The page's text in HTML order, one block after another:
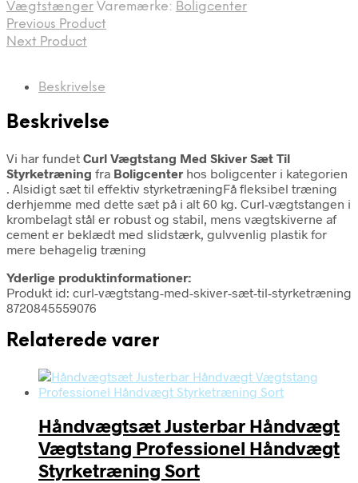
Vægtstænger Varemærke: Boligcenter
Previous Product
Next Product
Beskrivelse
Beskrivelse
Vi har fundet Curl Vægtstang Med Skiver Sæt Til
Styrketræning fra Boligcenter hos boligcenter i kategorien
. Alsidigt sæt til effektiv styrketræningFå fleksibel træning
derhjemme med dette sæt på i alt 60 kg. Curl-vægtstangen i
krombelagt stål er robust og stabil, mens vægtskiverne af
cement er beklædt med slidstærk, gulvvenlig plastik for
mere behagelig træning
Yderlige produktinformationer:
Produkt id: curl-vægtstang-med-skiver-sæt-til-styrketræning
8720845559076
Relaterede varer
Håndvægtsæt Justerbar Håndvægt
Vægtstang Professionel Håndvægt
Styrketræning Sort